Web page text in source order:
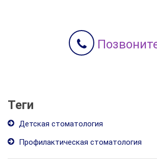
Теги
Детская стоматология
Профилактическая стоматология